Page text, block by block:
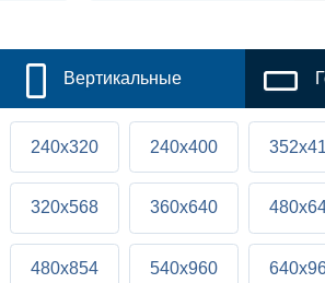
Вертикальные
240x320 240x400
320x568 360x640
480x854 540x960